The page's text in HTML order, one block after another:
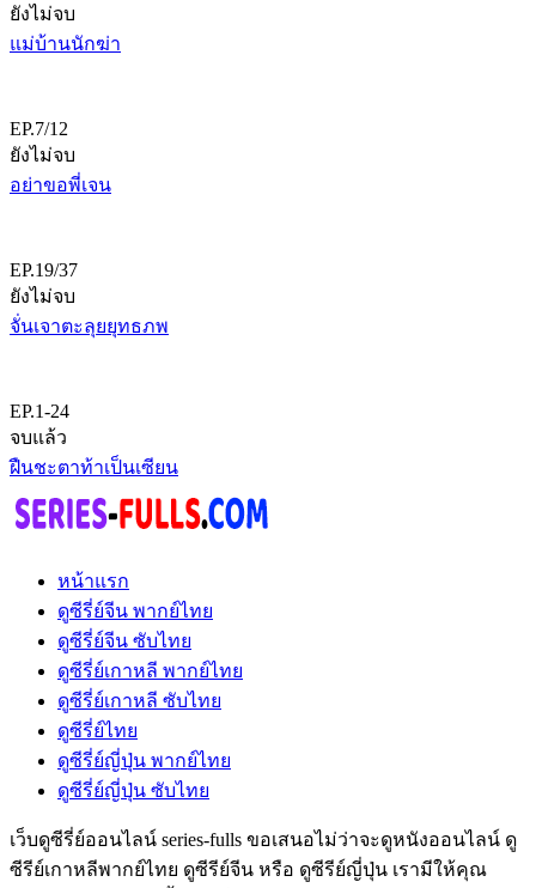
ยังไม่จบ
แม่บ้านนักฆ่า
EP.7/12
ยังไม่จบ
อย่าขอพี่เจน
EP.19/37
ยังไม่จบ
จั่นเจาตะลุยยุทธภพ
EP.1-24
จบแล้ว
ฝืนชะตาท้าเป็นเซียน
หน้าแรก
ดูซีรี่ย์จีน พากย์ไทย
ดูซีรี่ย์จีน ซับไทย
ดูซีรี่ย์เกาหลี พากย์ไทย
ดูซีรี่ย์เกาหลี ซับไทย
ดูซีรี่ย์ไทย
ดูซีรี่ย์ญี่ปุ่น พากย์ไทย
ดูซีรี่ย์ญี่ปุ่น ซับไทย
เว็บดูซีรี่ย์ออนไลน์ series-fulls ขอเสนอไม่ว่าจะดูหนังออนไลน์ ดู
ซีรีย์เกาหลีพากย์ไทย ดูซีรีย์จีน หรือ ดูซีรีย์ญี่ปุ่น เรามีให้คุณ